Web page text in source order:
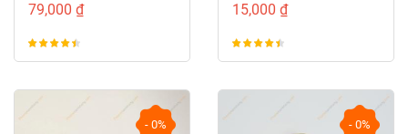
79,000 ₫ 15,000 ₫
- 0% - 0%